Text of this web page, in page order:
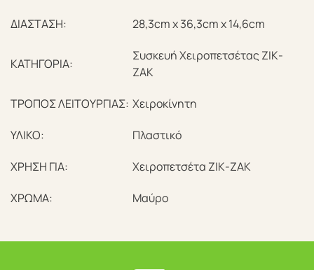
ΔΙΑΣΤΑΣΗ: 28,3cm x 36,3cm x 14,6cm
ΚΑΤΗΓΟΡΙΑ:
Συσκευή Χειροπετσέτας ΖΙΚ-
ΖΑΚ
ΤΡΟΠΟΣ ΛΕΙΤΟΥΡΓΙΑΣ: Χειροκίνητη
ΥΛΙΚΟ: Πλαστικό
ΧΡΗΣΗ ΓΙΑ: Χειροπετσέτα ΖΙΚ-ΖΑΚ
ΧΡΩΜΑ: Μαύρο